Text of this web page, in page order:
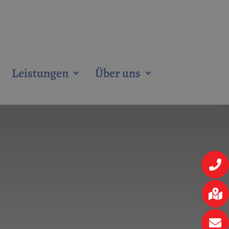
Leistungen Über uns